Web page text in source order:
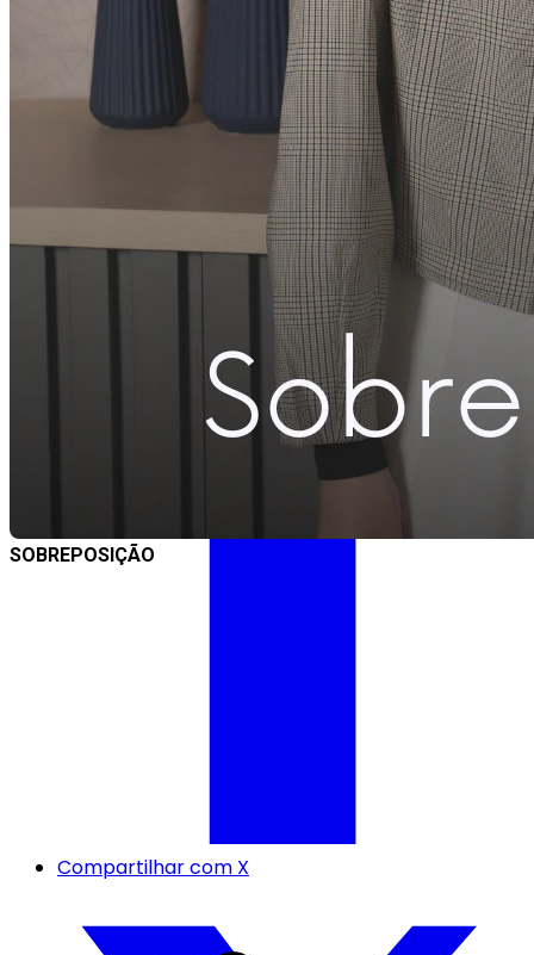
SOBREPOSIÇÃO
Compartilhar com Facebook
Compartilhar com X